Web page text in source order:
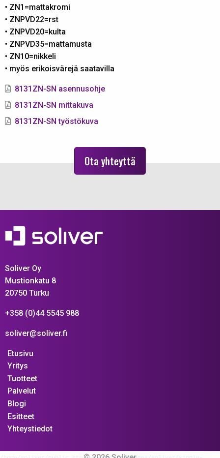
• ZN1=mattakromi
• ZNPVD22=rst
• ZNPVD20=kulta
• ZNPVD35=mattamusta
• ZN10=nikkeli
• myös erikoisvärejä saatavilla
8131ZN-SN asennusohje
8131ZN-SN mittakuva
8131ZN-SN työstökuva
Ota yhteyttä
Soliver Oy
Mustionkatu 8
20750 Turku
+358 (0)44 5545 988
soliver@soliver.fi
Etusivu
Yritys
Tuotteet
Palvelut
Blogi
Esitteet
Yhteystiedot